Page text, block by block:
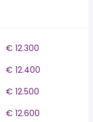
€ 12.300
€ 12.400
€ 12.500
€ 12.600